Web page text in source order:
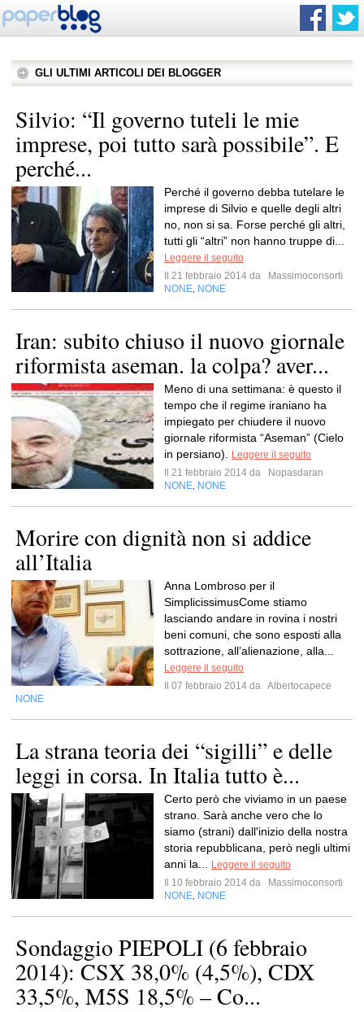
GLI ULTIMI ARTICOLI DEI BLOGGER
Silvio: “Il governo tuteli le mie
imprese, poi tutto sarà possibile”. E
perché...
Perché il governo debba tutelare le
imprese di Silvio e quelle degli altri
no, non si sa. Forse perché gli altri,
tutti gli “altri” non hanno truppe di...
Leggere il seguito
Il 21 febbraio 2014 da
Massimoconsorti
NONE NONE
Iran: subito chiuso il nuovo giornale
riformista aseman. la colpa? aver...
Meno di una settimana: è questo il
tempo che il regime iraniano ha
impiegato per chiudere il nuovo
giornale riformista “Aseman” (Cielo
in persiano).
Leggere il seguito
Il 21 febbraio 2014 da
Nopasdaran
NONE NONE
Morire con dignità non si addice
all’Italia
Anna Lombroso per il
SimplicissimusCome stiamo
lasciando andare in rovina i nostri
beni comuni, che sono esposti alla
sottrazione, all’alienazione, alla...
Leggere il seguito
Il 07 febbraio 2014 da Albertocapece
NONE
La strana teoria dei “sigilli” e delle
leggi in corsa. In Italia tutto è...
Certo però che viviamo in un paese
strano. Sarà anche vero che lo
siamo (strani) dall'inizio della nostra
storia repubblicana, però negli ultimi
anni la...
Leggere il seguito
Il 10 febbraio 2014 da
Massimoconsorti
NONE NONE
Sondaggio PIEPOLI (6 febbraio
2014): CSX 38,0% (4,5%), CDX
33,5%, M5S 18,5% – Co...